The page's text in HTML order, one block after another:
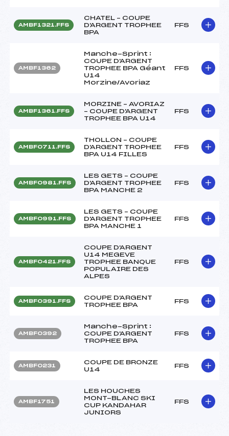
AMBF1321.FFS
CHATEL – COUPE
D'ARGENT TROPHEE
BPA
FFS
AMBF1362
Manche-Sprint :
COUPE D'ARGENT
TROPHEE BPA Géant
U14
Morzine/Avoriaz
FFS
AMBF1361.FFS
MORZINE – AVORIAZ
– COUPE D'ARGENT
TROPHEE BPA U14
FFS
AMBF0711.FFS
THOLLON – COUPE
D'ARGENT TROPHEE
BPA U14 FILLES
FFS
AMBF0981.FFS
LES GETS – COUPE
D'ARGENT TROPHEE
BPA MANCHE 2
FFS
AMBF0991.FFS
LES GETS – COUPE
D'ARGENT TROPHEE
BPA MANCHE 1
FFS
AMBF0421.FFS
COUPE D'ARGENT
U14 MEGEVE
TROPHEE BANQUE
POPULAIRE DES
ALPES
FFS
AMBF0391.FFS
COUPE D'ARGENT
TROPHEE BPA
FFS
AMBF0392
Manche-Sprint :
COUPE D'ARGENT
TROPHEE BPA
FFS
AMBF0231
COUPE DE BRONZE
U14
FFS
AMBF1751
LES HOUCHES
MONT-BLANC SKI
CUP KANDAHAR
JUNIORS
FFS